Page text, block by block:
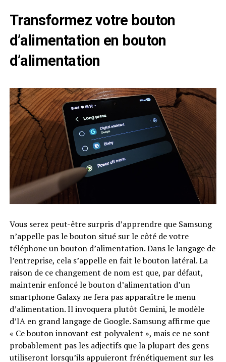
Transformez votre bouton
d’alimentation en bouton
d’alimentation
Vous serez peut-être surpris d’apprendre que Samsung
n’appelle pas le bouton situé sur le côté de votre
téléphone un bouton d’alimentation. Dans le langage de
l’entreprise, cela s’appelle en fait le bouton latéral. La
raison de ce changement de nom est que, par défaut,
maintenir enfoncé le bouton d’alimentation d’un
smartphone Galaxy ne fera pas apparaître le menu
d’alimentation. Il invoquera plutôt Gemini, le modèle
d’IA en grand langage de Google. Samsung affirme que
« Ce bouton innovant est polyvalent », mais ce ne sont
probablement pas les adjectifs que la plupart des gens
utiliseront lorsqu’ils appuieront frénétiquement sur les